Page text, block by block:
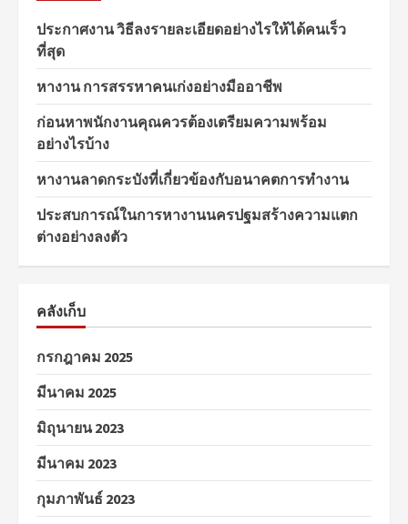
ประกาศงาน วิธีลงรายละเอียดอย่างไรให้ได้คนเร็ว
ที่สุด
หางาน การสรรหาคนเก่งอย่างมืออาชีพ
ก่อนหาพนักงานคุณควรต้องเตรียมความพร้อม
อย่างไรบ้าง
หางานลาดกระบังที่เกี่ยวข้องกับอนาคตการทำงาน
ประสบการณ์ในการหางานนครปฐมสร้างความแตก
ต่างอย่างลงตัว
คลังเก็บ
กรกฎาคม 2025
มีนาคม 2025
มิถุนายน 2023
มีนาคม 2023
กุมภาพันธ์ 2023